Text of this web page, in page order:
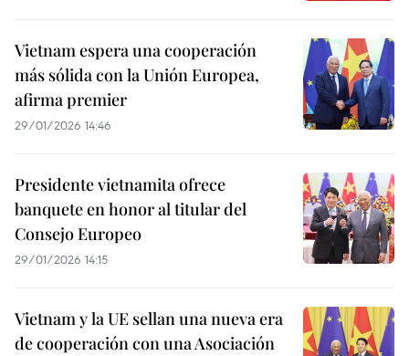
Vietnam espera una cooperación
más sólida con la Unión Europea,
afirma premier
29/01/2026 14:46
Presidente vietnamita ofrece
banquete en honor al titular del
Consejo Europeo
29/01/2026 14:15
Vietnam y la UE sellan una nueva era
de cooperación con una Asociación